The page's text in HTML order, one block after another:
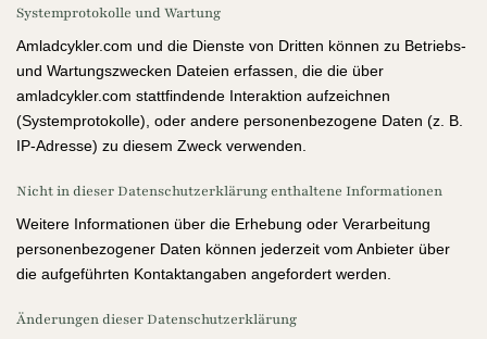
Systemprotokolle und Wartung
Amladcykler.com und die Dienste von Dritten können zu Betriebs-
und Wartungszwecken Dateien erfassen, die die über
amladcykler.com stattfindende Interaktion aufzeichnen
(Systemprotokolle), oder andere personenbezogene Daten (z. B.
IP-Adresse) zu diesem Zweck verwenden.
Nicht in dieser Datenschutzerklärung enthaltene Informationen
Weitere Informationen über die Erhebung oder Verarbeitung
personenbezogener Daten können jederzeit vom Anbieter über
die aufgeführten Kontaktangaben angefordert werden.
Änderungen dieser Datenschutzerklärung